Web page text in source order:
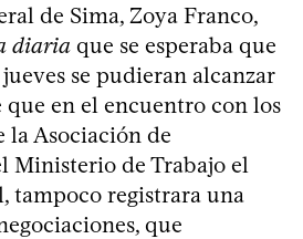
de Sima, Zoya Franco,
diaria que se esperaba que
se pudieran alcanzar
que en el encuentro con los
la Asociación de
Ministerio de Trabajo el
tampoco registrara una
que